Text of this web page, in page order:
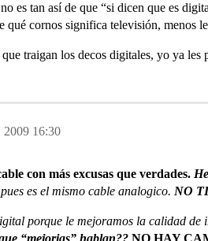
es tan así de que “si dicen que es
qué cornos significa televisión, menos
traigan los decos digitales, yo ya
2009 16:30
con más excusas que verdades.
pues es el mismo cable analogico. NO
porque le mejoramos la calidad
“mejorias” hablan?? NO HAY